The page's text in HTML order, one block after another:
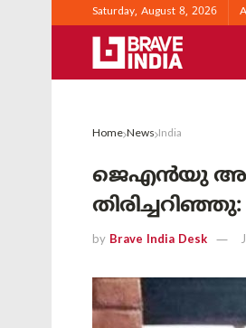
Saturday, August 8, 2026
Home News India
ജെഎന്‍യു
by Brave India Desk